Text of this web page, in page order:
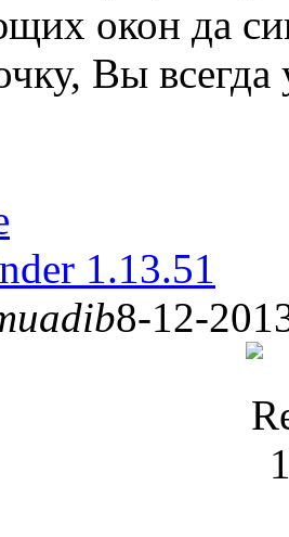
окон да
Вы
1.13.51
8-12-